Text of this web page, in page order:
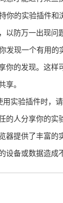
你的实验插件和
以防万一出现问
发现一个有用的
你的发现。这样
。
用实验插件时，
的人分享你的实
器提供了丰富的
设备或数据造成